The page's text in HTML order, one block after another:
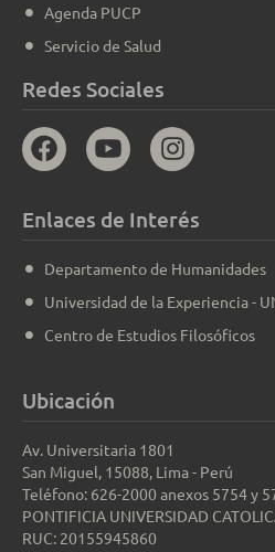
Agenda PUCP
Servicio de Salud
Redes Sociales
Enlaces de Interés
Departamento de Humanidades
Universidad de la Experiencia -
Centro de Estudios Filosóficos
Ubicación
Av. Universitaria 1801
San Miguel, 15088, Lima - Perú
Teléfono: 626-2000 anexos 5754 y
PONTIFICIA UNIVERSIDAD
RUC: 20155945860